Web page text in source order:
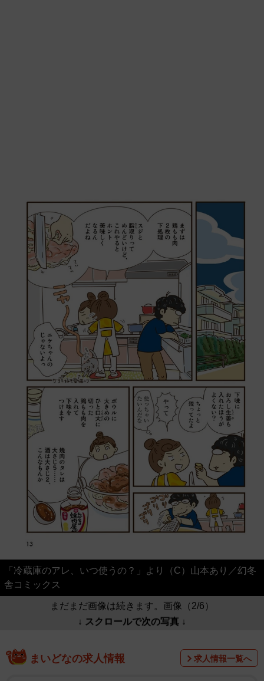
「冷蔵庫のアレ、いつ使うの？」より（C）山本あり／幻冬
舎コミックス
まだまだ画像は続きます。画像（2/6）
↓ スクロールで次の写真 ↓
まいどなの求人情報 求人情報一覧へ